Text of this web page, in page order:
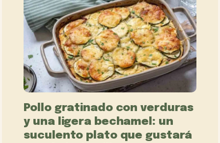
Pollo gratinado con verduras
y una ligera bechamel: un
suculento plato que gustará